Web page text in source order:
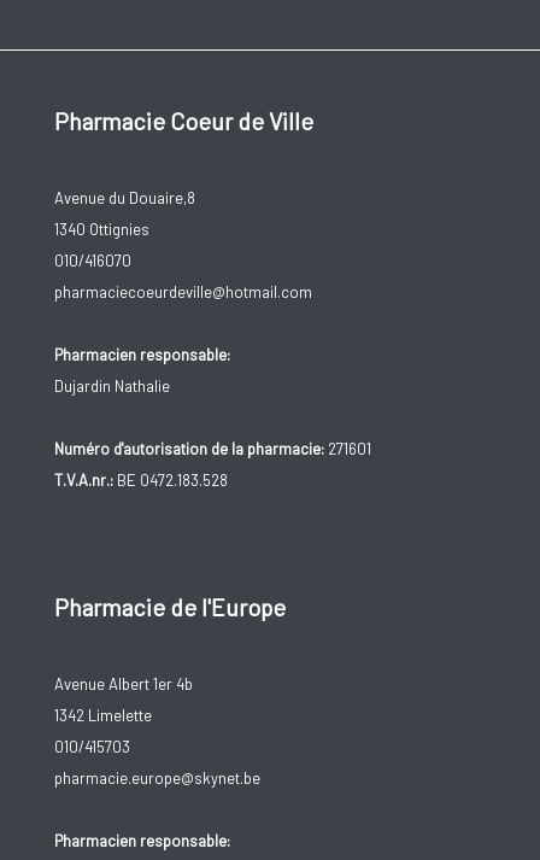
Pharmacie Coeur de Ville
Avenue du Douaire,8
1340 Ottignies
010/416070
pharmaciecoeurdeville@hotmail.com
Pharmacien responsable:
Dujardin Nathalie
Numéro d'autorisation de la pharmacie:271601
T.V.A.nr.:BE 0472.183.528
Pharmacie de l'Europe
Avenue Albert 1er 4b
1342 Limelette
010/415703
pharmacie.europe@skynet.be
Pharmacien responsable: